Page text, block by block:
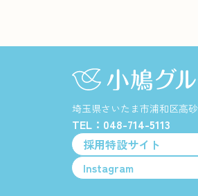
埼玉県さいたま市浦和区高
TEL：048-714-5113
採用特設サイト
Instagram